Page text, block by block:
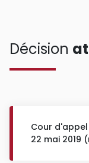
Décision
Cour
22 mai 2019